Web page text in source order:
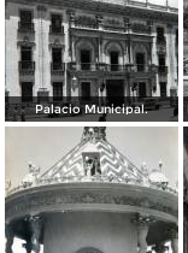
Palacio Municipal.